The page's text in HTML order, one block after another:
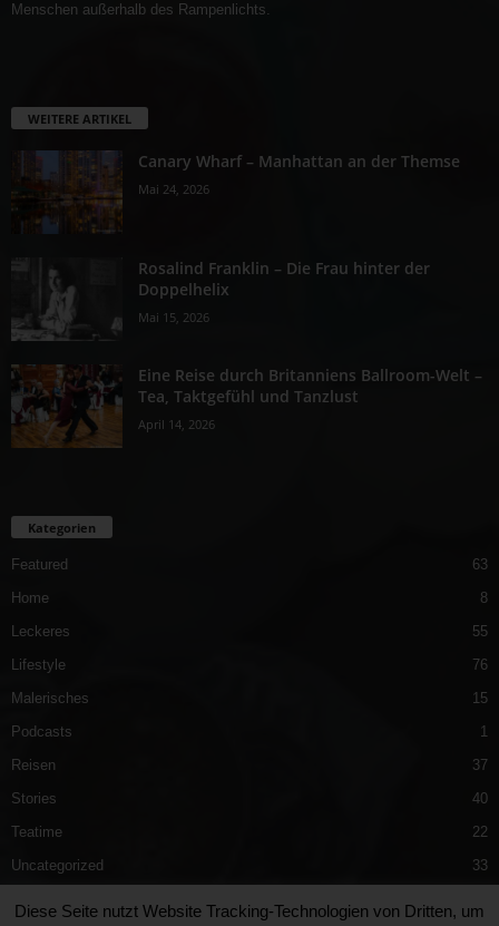
Menschen außerhalb des Rampenlichts.
WEITERE ARTIKEL
Canary Wharf – Manhattan an der Themse
Mai 24, 2026
Rosalind Franklin – Die Frau hinter der
Doppelhelix
Mai 15, 2026
Eine Reise durch Britanniens Ballroom-Welt –
Tea, Taktgefühl und Tanzlust
April 14, 2026
Kategorien
Featured
63
Home
8
Leckeres
55
Lifestyle
76
Malerisches
15
Podcasts
1
Reisen
37
Stories
40
Teatime
22
Uncategorized
33
Diese Seite nutzt Website Tracking-Technologien von Dritten, um